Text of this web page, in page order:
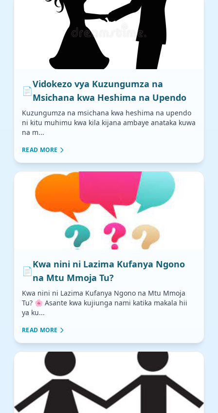
📄
Vidokezo vya Kuzungumza na
Msichana kwa Heshima na Upendo
Kuzungumza na msichana kwa heshima na upendo
ni kitu muhimu kwa kila kijana ambaye anataka kuwa
na m...
READ MORE
📄
Kwa nini ni Lazima Kufanya Ngono
na Mtu Mmoja Tu?
Kwa nini ni Lazima Kufanya Ngono na Mtu Mmoja
Tu? 🌸 Asante kwa kujiunga nami katika makala hii
ya ku...
READ MORE